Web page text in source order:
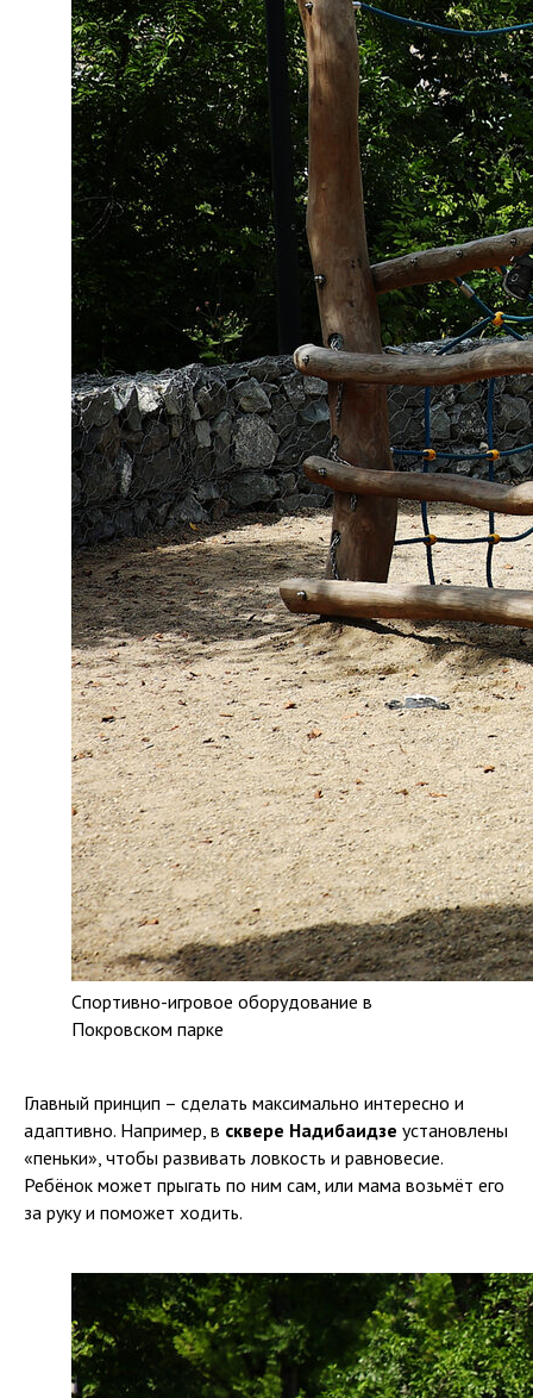
Спортивно-игровое оборудование в
Покровском парке
Главный принцип – сделать максимально интересно и
адаптивно. Например, в сквере Надибаидзе установлены
«пеньки», чтобы развивать ловкость и равновесие.
Ребёнок может прыгать по ним сам, или мама возьмёт его
за руку и поможет ходить.